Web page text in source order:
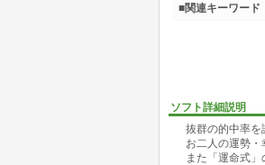
ソフト詳細説明
抜群の的中率を
お二人の運勢・
また「運命式」
■関連キーワード